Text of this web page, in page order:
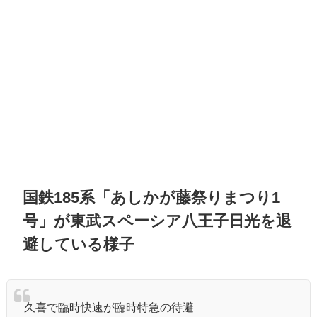
国鉄185系「あしかが藤祭りまつり1
号」が東武スペーシア八王子日光を退
避している様子
久喜で臨時快速が臨時特急の待避